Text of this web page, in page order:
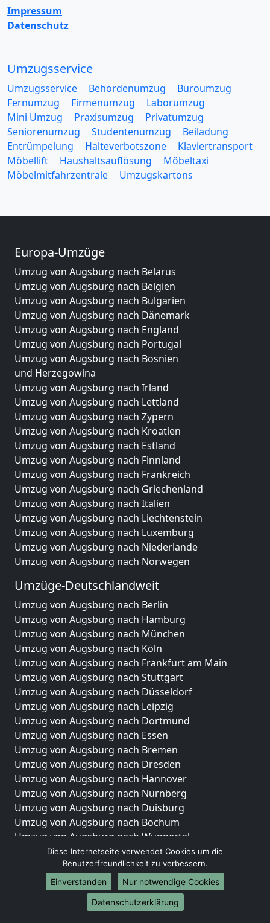
Impressum
Datenschutz
Umzugsservice
Umzugsservice Behördenumzug
Büroumzug
Fernumzug
Firmenumzug
Laborumzug
Mini Umzug
Praxisumzug
Privatumzug
Seniorenumzug
Studentenumzug
Beiladung
Entrümpelung
Halteverbotszone
Klaviertransport
Möbellift
Haushaltsauflösung
Möbeltaxi
Möbelmitfahrzentrale
Umzugskartons
Europa-Umzüge
Umzug von Augsburg nach Belarus
Umzug von Augsburg nach Belgien
Umzug von Augsburg nach Bulgarien
Umzug von Augsburg nach Dänemark
Umzug von Augsburg nach England
Umzug von Augsburg nach Portugal
Umzug von Augsburg nach Bosnien
und Herzegowina
Umzug von Augsburg nach Irland
Umzug von Augsburg nach Lettland
Umzug von Augsburg nach Zypern
Umzug von Augsburg nach Kroatien
Umzug von Augsburg nach Estland
Umzug von Augsburg nach Finnland
Umzug von Augsburg nach Frankreich
Umzug von Augsburg nach Griechenland
Umzug von Augsburg nach Italien
Umzug von Augsburg nach Liechtenstein
Umzug von Augsburg nach Luxemburg
Umzug von Augsburg nach Niederlande
Umzug von Augsburg nach Norwegen
Umzüge-Deutschlandweit
Umzug von Augsburg nach Berlin
Umzug von Augsburg nach Hamburg
Umzug von Augsburg nach München
Umzug von Augsburg nach Köln
Umzug von Augsburg nach Frankfurt am Main
Umzug von Augsburg nach Stuttgart
Umzug von Augsburg nach Düsseldorf
Umzug von Augsburg nach Leipzig
Umzug von Augsburg nach Dortmund
Umzug von Augsburg nach Essen
Umzug von Augsburg nach Bremen
Umzug von Augsburg nach Dresden
Umzug von Augsburg nach Hannover
Umzug von Augsburg nach Nürnberg
Umzug von Augsburg nach Duisburg
Umzug von Augsburg nach Bochum
Umzug von Augsburg nach Wuppertal
Umzug von Augsburg nach Bielefeld
Umzug von Augsburg nach Bonn
Umzug von Augsburg nach Münster
Internationale-Umzüge
Diese Internetseite verwendet Cookies um die
Benutzerfreundlichkeit zu verbessern.
Einverstanden
Nur notwendige Cookies
Datenschutzerklärung